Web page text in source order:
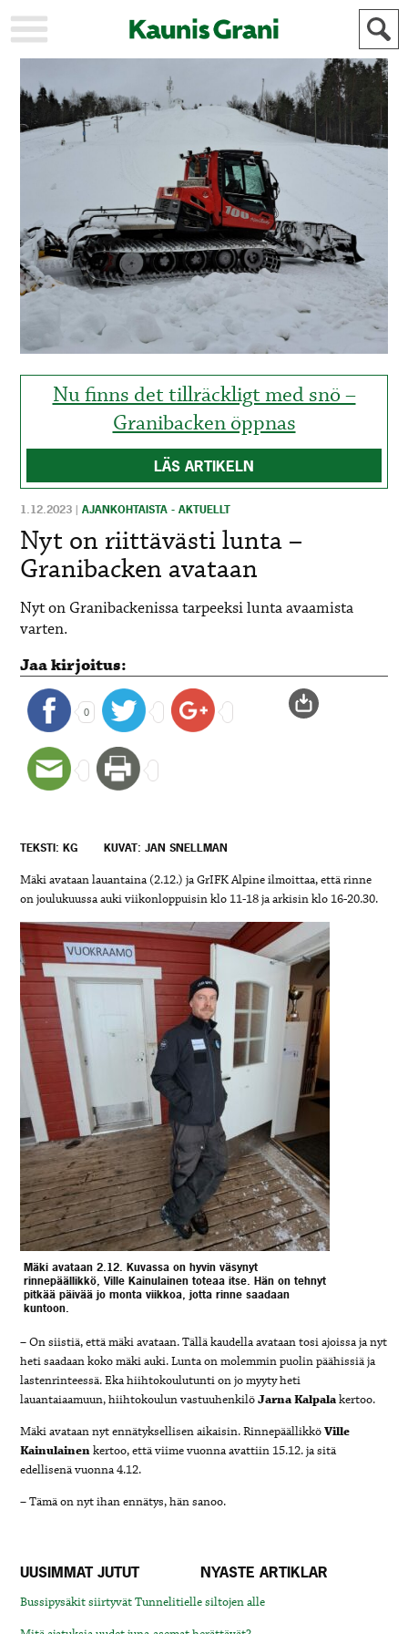
KAUPUNKI
STADEN
AJANKOHTAISTA
AKTUELLT
URHEILU
KULTUR
HISTORIA
HISTORIA
YLEINEN
ALLMÄN
MAINOSTAJILLE
FÖR
ANNONSÖRER
Nu finns det tillräckligt med snö –
Granibacken öppnas
LÄS ARTIKELN
1.12.2023 |AJANKOHTAISTA - AKTUELLT
Nyt on riittävästi lunta –
Granibacken avataan
Nyt on Granibackenissa tarpeeksi lunta avaamista
varten.
Jaa kirjoitus:
0
TEKSTI: KG KUVAT: JAN SNELLMAN
Mäki avataan lauantaina (2.12.) ja GrIFK Alpine ilmoittaa, että rinne
on joulukuussa auki viikonloppuisin klo 11-18 ja arkisin klo 16-20.30.
Mäki avataan 2.12. Kuvassa on hyvin väsynyt
rinnepäällikkö, Ville Kainulainen toteaa itse. Hän on tehnyt
pitkää päivää jo monta viikkoa, jotta rinne saadaan
kuntoon.
– On siistiä, että mäki avataan. Tällä kaudella avataan tosi ajoissa ja nyt
heti saadaan koko mäki auki. Lunta on molemmin puolin päähissiä ja
lastenrinteessä. Eka hiihtokoulutunti on jo myyty heti
lauantaiaamuun, hiihtokoulun vastuuhenkilöJarna Kalpalakertoo.
Mäki avataan nyt ennätyksellisen aikaisin. RinnepäällikköVille
Kainulainenkertoo, että viime vuonna avattiin 15.12. ja sitä
edellisenä vuonna 4.12.
– Tämä on nyt ihan ennätys, hän sanoo.
UUSIMMAT JUTUT NYASTE ARTIKLAR
Bussipysäkit siirtyvät Tunnelitielle siltojen alle